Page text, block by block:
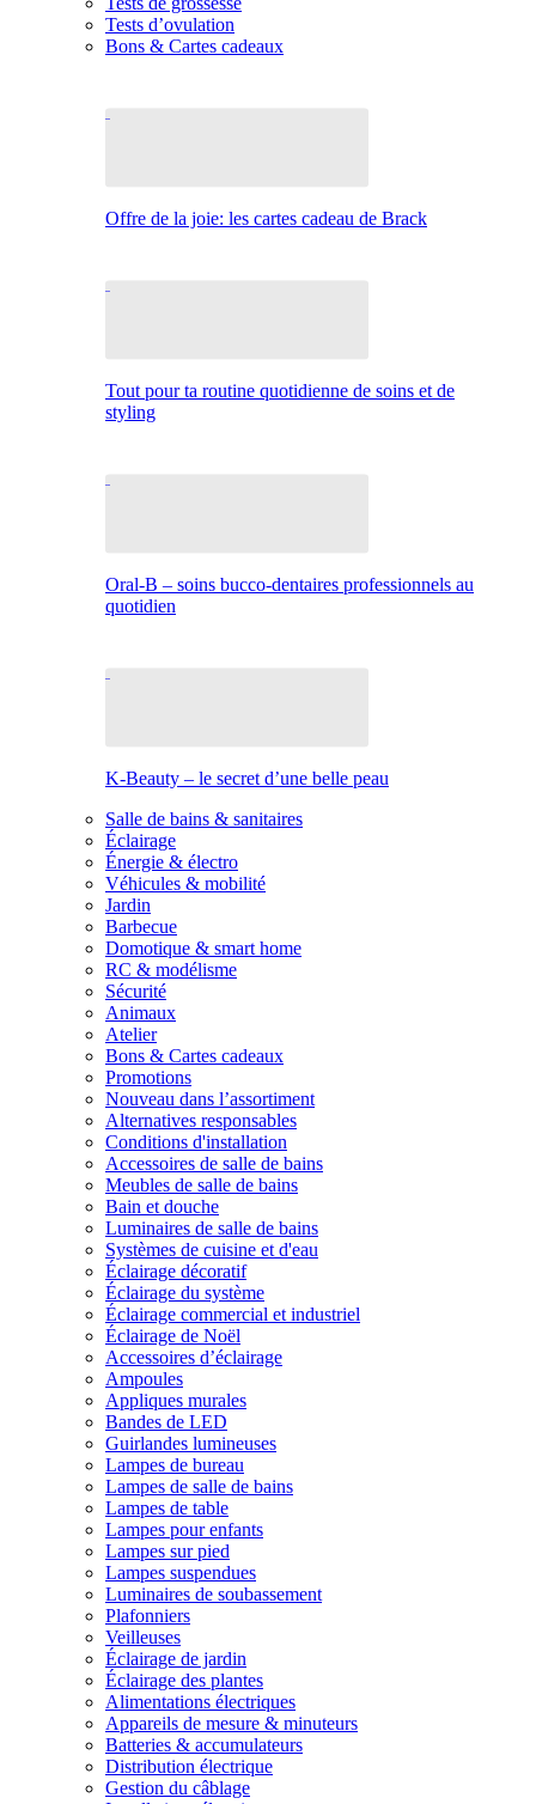
Tests d’ovulation
Bons & Cartes cadeaux
Offre de la joie: les cartes cadeau de Brack
Tout pour ta routine quotidienne de soins et de
styling
Oral-B – soins bucco-dentaires professionnels au
quotidien
K-Beauty – le secret d’une belle peau
Salle de bains & sanitaires
Éclairage
Énergie & électro
Véhicules & mobilité
Jardin
Barbecue
Domotique & smart home
RC & modélisme
Sécurité
Animaux
Atelier
Bons & Cartes cadeaux
Promotions
Nouveau dans l’assortiment
Alternatives responsables
Conditions d'installation
Accessoires de salle de bains
Meubles de salle de bains
Bain et douche
Luminaires de salle de bains
Systèmes de cuisine et d'eau
Éclairage décoratif
Éclairage du système
Éclairage commercial et industriel
Éclairage de Noël
Accessoires d’éclairage
Ampoules
Appliques murales
Bandes de LED
Guirlandes lumineuses
Lampes de bureau
Lampes de salle de bains
Lampes de table
Lampes pour enfants
Lampes sur pied
Lampes suspendues
Luminaires de soubassement
Plafonniers
Veilleuses
Éclairage de jardin
Éclairage des plantes
Alimentations électriques
Appareils de mesure & minuteurs
Batteries & accumulateurs
Distribution électrique
Gestion du câblage